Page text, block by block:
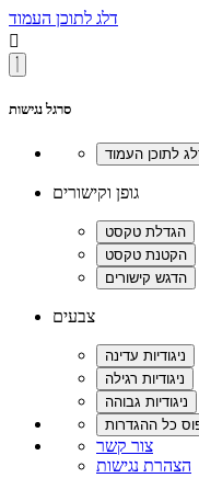
דלג לתוכן העמוד

סרגל נגישות
גופן וקישורים
צבעים
צור קשר
הצהרת נגישות